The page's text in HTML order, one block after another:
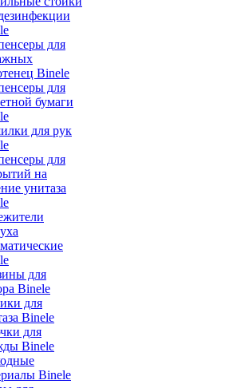
для
Binele
для
бумаги
для рук
для
на
унитаза
для
Binele
для
Binele
для
Binele
Binele